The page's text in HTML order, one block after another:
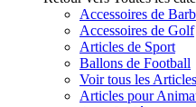
Accessoires de
Accessoires de Golf
Articles de Sport
Ballons de Football
Voir tous les
Articles pour